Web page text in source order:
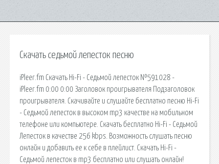
Скачать седьмой лепесток песню
iPleer.fm Скачать Hi-Fi - Седьмой лепесток №591028 -
iPleer.fm 0:00 0:00 Заголовок проигрывателя Подзаголовок
проигрывателя. Скачивайте и слушайте бесплатно песню Hi-Fi
- Седьмой лепесток в высоком mp3 качестве на мобильном
телефоне или компьютере. Скачать бесплатно Hi-Fi - Седьмой
Лепесток в качестве 256 kbps. Возможность слушать песню
онлайн и добавить ее к себе в плейлист. Скачать Hi-Fi -
Седьмой лепесток в mp3 бесплатно или слушать онлайн!